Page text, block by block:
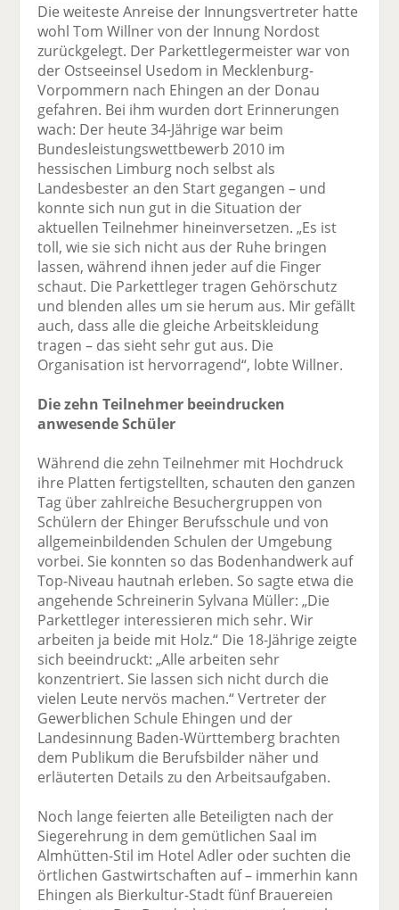
Die weiteste Anreise der Innungsvertreter hatte
wohl Tom Willner von der Innung Nordost
zurückgelegt. Der Parkettlegermeister war von
der Ostseeinsel Usedom in Mecklenburg-
Vorpommern nach Ehingen an der Donau
gefahren. Bei ihm wurden dort Erinnerungen
wach: Der heute 34-Jährige war beim
Bundesleistungswettbewerb 2010 im
hessischen Limburg noch selbst als
Landesbester an den Start gegangen – und
konnte sich nun gut in die Situation der
aktuellen Teilnehmer hineinversetzen. „Es ist
toll, wie sie sich nicht aus der Ruhe bringen
lassen, während ihnen jeder auf die Finger
schaut. Die Parkettleger tragen Gehörschutz
und blenden alles um sie herum aus. Mir gefällt
auch, dass alle die gleiche Arbeitskleidung
tragen – das sieht sehr gut aus. Die
Organisation ist hervorragend“, lobte Willner.
Die zehn Teilnehmer beeindrucken
anwesende Schüler
Während die zehn Teilnehmer mit Hochdruck
ihre Platten fertigstellten, schauten den ganzen
Tag über zahlreiche Besuchergruppen von
Schülern der Ehinger Berufsschule und von
allgemeinbildenden Schulen der Umgebung
vorbei. Sie konnten so das Bodenhandwerk auf
Top-Niveau hautnah erleben. So sagte etwa die
angehende Schreinerin Sylvana Müller: „Die
Parkettleger interessieren mich sehr. Wir
arbeiten ja beide mit Holz.“ Die 18-Jährige zeigte
sich beeindruckt: „Alle arbeiten sehr
konzentriert. Sie lassen sich nicht durch die
vielen Leute nervös machen.“ Vertreter der
Gewerblichen Schule Ehingen und der
Landesinnung Baden-Württemberg brachten
dem Publikum die Berufsbilder näher und
erläuterten Details zu den Arbeitsaufgaben.
Noch lange feierten alle Beteiligten nach der
Siegerehrung in dem gemütlichen Saal im
Almhütten-Stil im Hotel Adler oder suchten die
örtlichen Gastwirtschaften auf – immerhin kann
Ehingen als Bierkultur-Stadt fünf Brauereien